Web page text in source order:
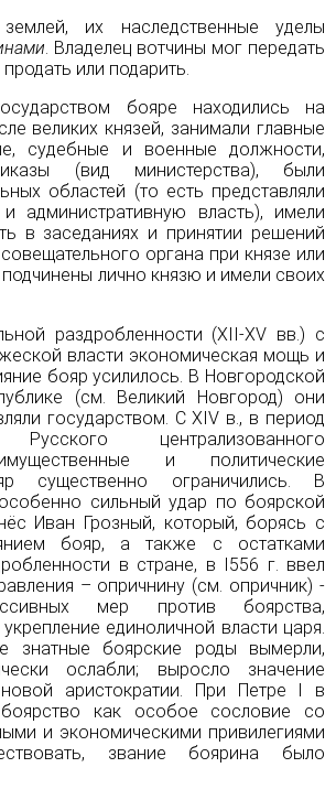
их наследственные уделы
. Владелец вотчины мог передать
или подарить.
бояре находились на
великих князей, занимали главные
судебные и военные должности,
(вид министерства), были
областей (то есть представляли
административную власть), имели
в заседаниях и принятии решений
органа при князе или
лично князю и имели своих
раздробленности (XII-XV вв.) с
власти экономическая мощь и
бояр усилилось. В Новгородской
(см. Великий Новгород) они
государством. С XIV в., в период
Русского централизованного
и политические
существенно ограничились. В
сильный удар по боярской
Иван Грозный, который, борясь с
бояр, а также с остатками
в стране, в I556 г. ввел
– опричнину (см. опричник) -
мер против боярства,
единоличной власти царя.
знатные боярские роды вымерли,
ослабли; выросло значение
аристократии. При Петре I
в
как особое сословие со
и экономическими привилегиями
звание боярина было